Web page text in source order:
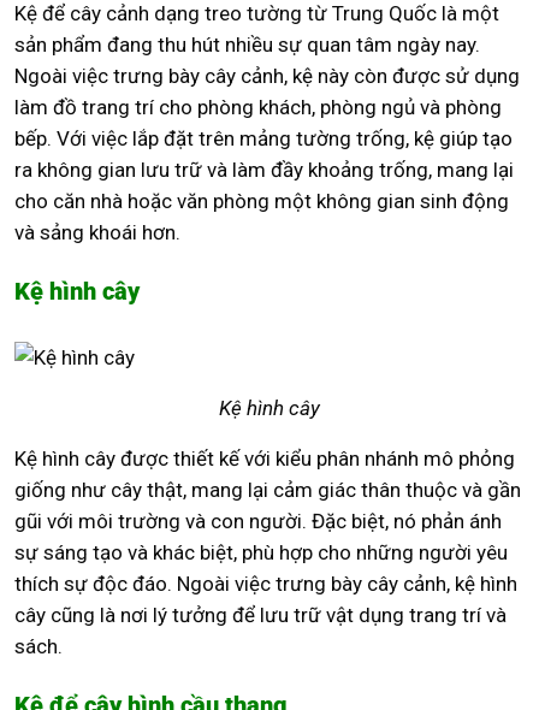
Kệ để cây cảnh dạng treo tường từ Trung Quốc là một
sản phẩm đang thu hút nhiều sự quan tâm ngày nay.
Ngoài việc trưng bày cây cảnh, kệ này còn được sử dụng
làm đồ trang trí cho phòng khách, phòng ngủ và phòng
bếp. Với việc lắp đặt trên mảng tường trống, kệ giúp tạo
ra không gian lưu trữ và làm đầy khoảng trống, mang lại
cho căn nhà hoặc văn phòng một không gian sinh động
và sảng khoái hơn.
Kệ hình cây
Kệ hình cây
Kệ hình cây được thiết kế với kiểu phân nhánh mô phỏng
giống như cây thật, mang lại cảm giác thân thuộc và gần
gũi với môi trường và con người. Đặc biệt, nó phản ánh
sự sáng tạo và khác biệt, phù hợp cho những người yêu
thích sự độc đáo. Ngoài việc trưng bày cây cảnh, kệ hình
cây cũng là nơi lý tưởng để lưu trữ vật dụng trang trí và
sách.